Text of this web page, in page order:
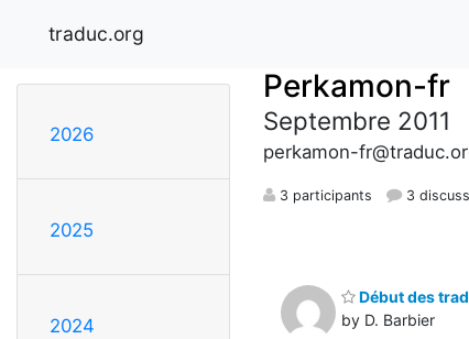
traduc.org
2026
2025
2024
Perkamon-fr
Septembre 2011
perkamon-
3 participants 3
Début des
by D. Barbier